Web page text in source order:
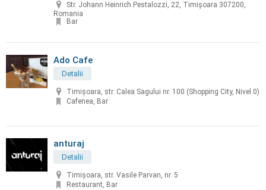
Str. Johann Heinrich Pestalozzi, 22, Timișoara 307200,
Romania
Bar
Ado Cafe
Detalii
Timișoara, str. Calea Sagului nr. 100 (Shopping City, Nivel 0)
Cafenea, Bar
anturaj
Detalii
Timișoara, str. Vasile Parvan, nr. 5
Restaurant, Bar